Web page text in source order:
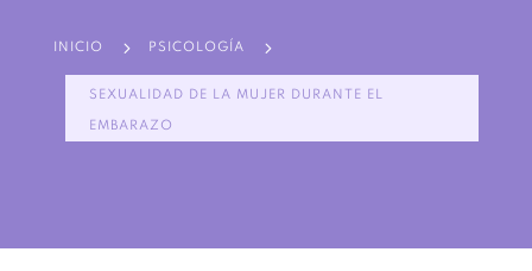
INICIO 5 PSICOLOGÍA 5
SEXUALIDAD DE LA MUJER DURANTE EL
EMBARAZO